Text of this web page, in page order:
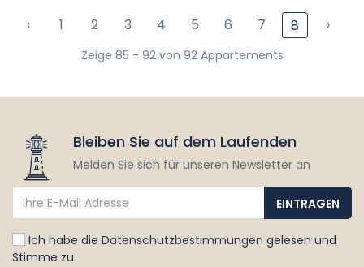
‹ 1 2 3 4 5 6 7 8 ›
Zeige 85 - 92 von 92 Appartements
Bleiben Sie auf dem Laufenden
Melden Sie sich für unseren Newsletter an
Ich habe die Datenschutzbestimmungen gelesen und
Stimme zu